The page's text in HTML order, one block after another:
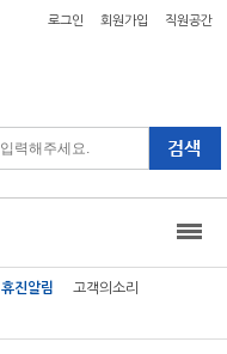
로그인 회원가입 직원공간
휴진알림 고객의소리